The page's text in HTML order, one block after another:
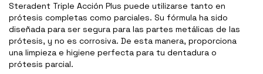
Steradent Triple Acción Plus puede utilizarse tanto en
prótesis completas como parciales. Su fórmula ha sido
diseñada para ser segura para las partes metálicas de las
prótesis, y no es corrosiva. De esta manera, proporciona
una limpieza e higiene perfecta para tu dentadura o
prótesis parcial.